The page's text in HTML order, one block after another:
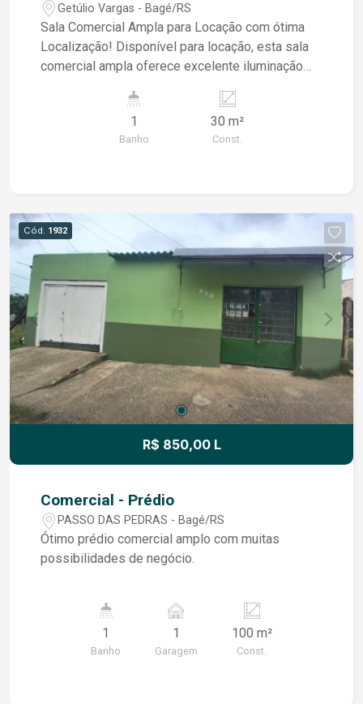
Getúlio Vargas - Bagé/RS
Sala Comercial Ampla para Locação com ótima
Localização! Disponível para locação, esta sala
comercial ampla oferece excelente iluminação
ideal para o seu negócio. Localizada em uma
região estratégica, com fácil acesso a transporte
público e serviços essenciais, é perfeita para
1
Banho
30 m²
Const.
Cód. 1932
R$ 850,00 L
Comercial - Prédio
PASSO DAS PEDRAS - Bagé/RS
Ótimo prédio comercial amplo com muitas
possibilidades de negócio.
1
Banho
1
Garagem
100 m²
Const.